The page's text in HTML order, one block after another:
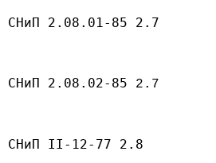
СНиП 2.08.01-85 2.7
СНиП 2.08.02-85 2.7
СНиП II-12-77 2.8